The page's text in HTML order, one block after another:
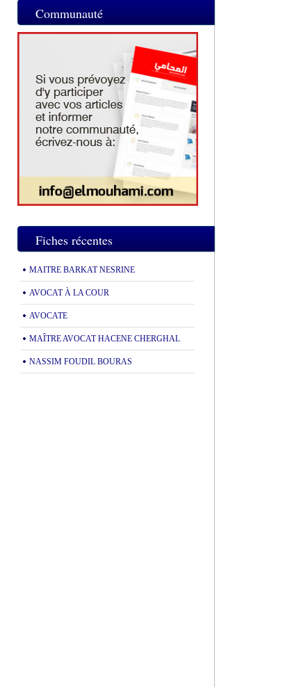
Communauté
Fiches récentes
MAITRE BARKAT NESRINE
AVOCAT À LA COUR
AVOCATE
MAÎTRE AVOCAT HACENE CHERGHAL
NASSIM FOUDIL BOURAS